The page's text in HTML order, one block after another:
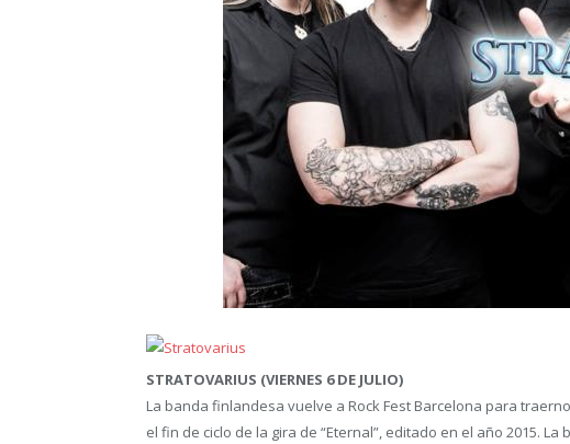
STRATOVARIUS (VIERNES 6 DE JULIO)
La banda finlandesa vuelve a Rock Fest Barcelona para
el fin de ciclo de la gira de “Eternal”, editado en el año 2015.